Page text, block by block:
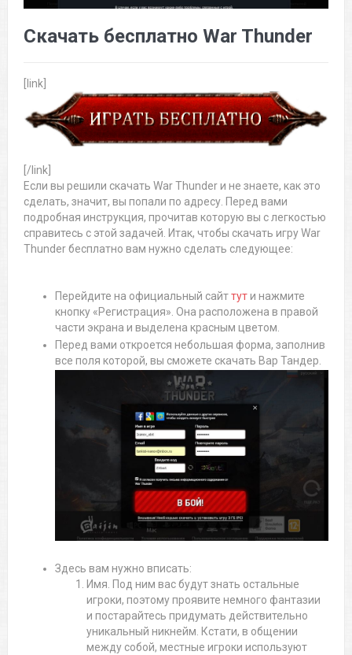
Скачать бесплатно War Thunder
[link]
[/link]
Если вы решили скачать War Thunder и не знаете, как это
сделать, значит, вы попали по адресу. Перед вами
подробная инструкция, прочитав которую вы с легкостью
справитесь с этой задачей. Итак, чтобы скачать игру War
Thunder бесплатно вам нужно сделать следующее:
Перейдите на официальный сайттути нажмите
кнопку «Регистрация». Она расположена в правой
части экрана и выделена красным цветом.
Перед вами откроется небольшая форма, заполнив
все поля которой, вы сможете скачать Вар Тандер.
Здесь вам нужно вписать:
Имя. Под ним вас будут знать остальные
игроки, поэтому проявите немного фантазии
и постарайтесь придумать действительно
уникальный никнейм. Кстати, в общении
между собой, местные игроки используют